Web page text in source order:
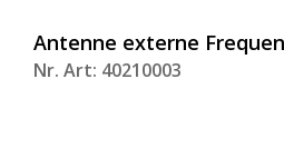
Antenne externe
Nr. Art: 40210003